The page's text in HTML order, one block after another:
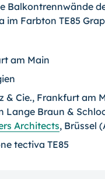
Balkontrennwände
Farbton TE85
am Main
& Cie., Frankfurt am
Lange Braun &
Architects, Brüssel
tectiva TE85